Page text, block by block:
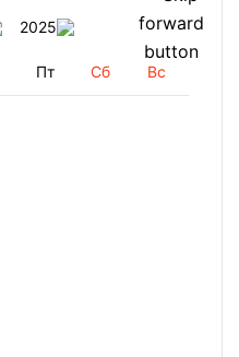
2025
Пт Сб Вс